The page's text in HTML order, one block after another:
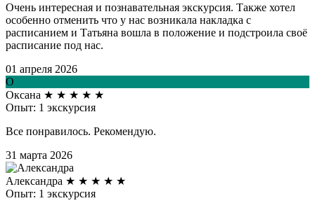
Очень интересная и познавательная экскурсия. Также хотел
особенно отменить что у нас возникала накладка с
расписанием и Татьяна вошла в положение и подстроила своё
расписание под нас.
01 апреля 2026
О
Оксана ★ ★ ★ ★ ★
Опыт: 1 экскурсия
Все понравилось. Рекомендую.
31 марта 2026
Александра ★ ★ ★ ★ ★
Опыт: 1 экскурсия